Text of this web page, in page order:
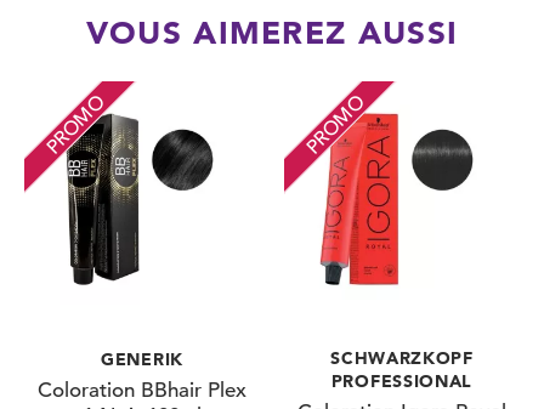
VOUS AIMEREZ AUSSI
PROMO
GENERIK
Coloration BBhair Plex
PROMO
SCHWARZKOPF
PROFESSIONAL